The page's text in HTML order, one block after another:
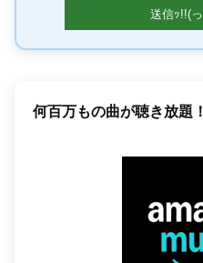
何百万もの曲が聴き放題！